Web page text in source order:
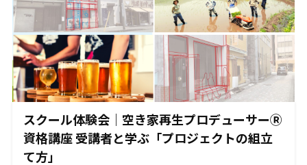
スクール体験会｜空き家再生プロデューサーⓇ
資格講座 受講者と学ぶ「プロジェクトの組立
て方」